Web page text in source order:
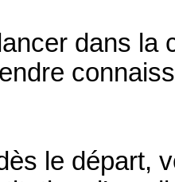
dans la
le départ,